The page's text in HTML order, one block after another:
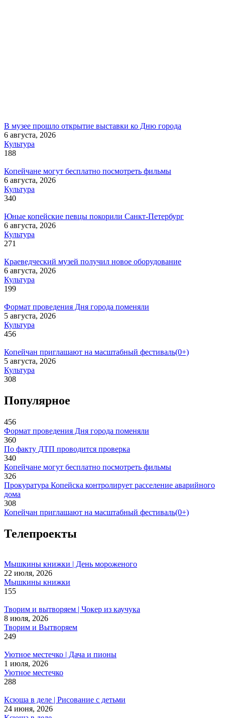
В музее прошло открытие выставки ко Дню города
6 августа, 2026
Культура
188
Копейчане могут бесплатно посмотреть фильмы
6 августа, 2026
Культура
340
Юные копейские певцы покорили Санкт-Петербург
6 августа, 2026
Культура
271
Краеведческий музей получил новое оборудование
6 августа, 2026
Культура
199
Формат проведения Дня города поменяли
5 августа, 2026
Культура
456
Копейчан приглашают на масштабный фестиваль(0+)
5 августа, 2026
Культура
308
Популярное
456
Формат проведения Дня города поменяли
360
По факту ДТП проводится проверка
340
Копейчане могут бесплатно посмотреть фильмы
326
Прокуратура Копейска контролирует расселение аварийного
дома
308
Копейчан приглашают на масштабный фестиваль(0+)
Телепроекты
Мышкины книжки | День мороженого
22 июля, 2026
Мышкины книжки
155
Творим и вытворяем | Чокер из каучука
8 июля, 2026
Творим и Вытворяем
249
Уютное местечко | Дача и пионы
1 июля, 2026
Уютное местечко
288
Ксюша в деле | Рисование с детьми
24 июня, 2026